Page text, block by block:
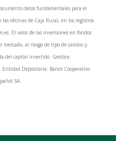
datos fundamentales para el
oficinas de Caja Rural, en los registros
El valor de las inversiones en fondos
mercado, al riesgo de tipo de cambio y
del capital invertido. Gestora:
Entidad Depositaria: Banco Cooperativo
SA.